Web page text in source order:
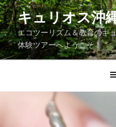
コ
ン
テ
ン
ツ
ス
キュリオス沖
エコツーリズム＆教育のキ
体験ツアーへようこそ！